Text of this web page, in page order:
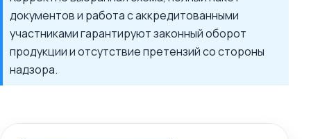
документов и работа с аккредитованными
участниками гарантируют законный оборот
продукции и отсутствие претензий со стороны
надзора.